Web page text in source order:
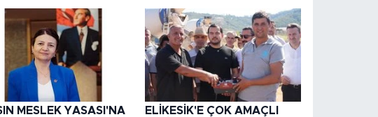
MESLEK YASASI'NA
ELİKESİK'E ÇOK AMAÇLI